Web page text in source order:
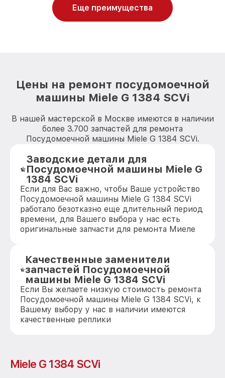
Еще преимущества
Цены на ремонт посудомоечной
машины Miele G 1384 SCVi
В нашей мастерской в Москве имеются в наличии
более 3.700 запчастей для ремонта
Посудомоечной машины Miele G 1384 SCVi.
Заводские детали для
Посудомоечной машины Miele G
1384 SCVi
Если для Вас важно, чтобы Ваше устройство
Посудомоечной машины Miele G 1384 SCVi
работало безотказно еще длительный период
времени, для Вашего выбора у нас есть
оригинальные запчасти для ремонта Миеле
Качественные заменители
запчастей Посудомоечной
машины Miele G 1384 SCVi
Если Вы желаете низкую стоимость ремонта
Посудомоечной машины Miele G 1384 SCVi, к
Вашему выбору у нас в наличии имеются
качественные реплики
Miele G 1384 SCVi